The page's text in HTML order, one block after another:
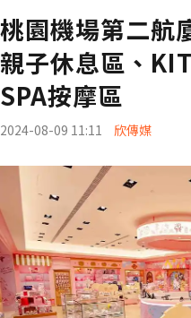
桃園機場第二航
親子休息區、
SPA按摩區
2024-08-09 11:11 欣傳媒